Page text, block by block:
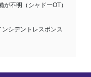
不明（シャドーOT）
シデントレスポンス